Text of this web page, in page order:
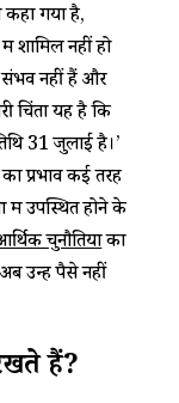
गया है,
शामिल नहीं हो
नहीं हैं और
चिंता यह है कि
31 जुलाई है।’
प्रभाव कई तरह
में उपस्थित होने के
चुनौतियोंका
उन्हें पैसे नहीं
हैं?